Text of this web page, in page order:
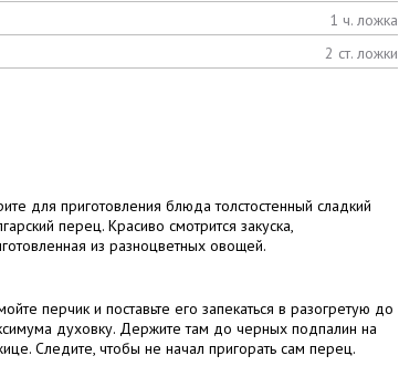
1 ч. ложка
2 ст. ложки
для приготовления блюда толстостенный сладкий
перец. Красиво смотрится закуска,
из разноцветных овощей.
перчик и поставьте его запекаться в разогретую до
духовку. Держите там до черных подпалин на
Следите, чтобы не начал пригорать сам перец.